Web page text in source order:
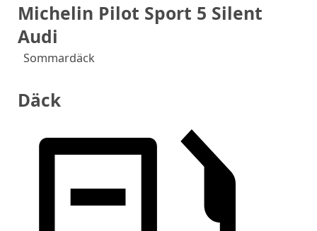
Michelin Pilot Sport 5 Silent
Audi
Sommardäck
Däck